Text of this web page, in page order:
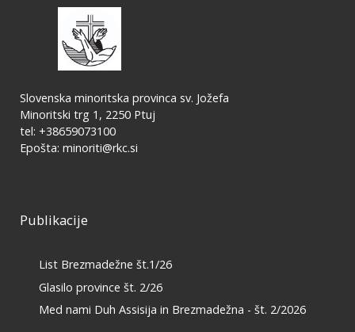
Slovenska minoritska provinca sv. Jožefa
Minoritski trg 1, 2250 Ptuj
tel: +38659073100
Epošta: minoriti@rkc.si
Publikacije
List Brezmadežne št.1/26
Glasilo province št. 2/26
Med nami Duh Assisija in Brezmadežna - št. 2/2026